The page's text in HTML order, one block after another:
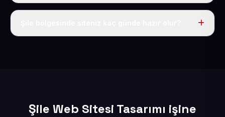
Tek fiyat uygulanır: yıllık 50 USD + KDV. Bu bedele alan
Şile Web Sitesi Tasarımı işine